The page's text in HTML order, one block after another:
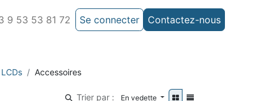
9 53 53 81 72 Se connecter Contactez-nous
Accessoires
Trier par : En vedette